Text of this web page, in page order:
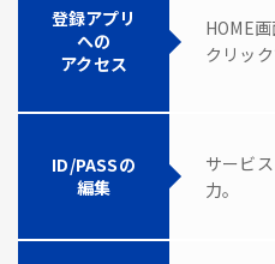
登録アプリ
への
アクセス
HOME
クリック
ID/PASSの
編集
サービ
力。